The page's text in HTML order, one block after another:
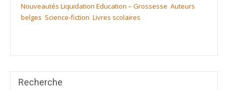
Nouveautés Liquidation Education – Grossesse Auteurs
belges Science-fiction Livres scolaires
Recherche